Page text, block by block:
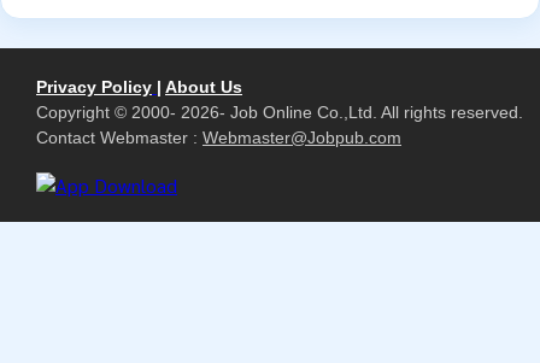
Privacy Policy | About Us
Copyright © 2000- 2026- Job Online Co.,Ltd. All rights reserved.
Contact Webmaster : Webmaster@Jobpub.com